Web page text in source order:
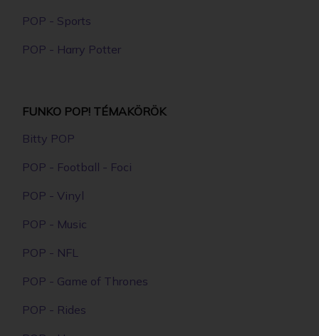
POP - Sports
POP - Harry Potter
FUNKO POP! TÉMAKÖRÖK
Bitty POP
POP - Football - Foci
POP - Vinyl
POP - Music
POP - NFL
POP - Game of Thrones
POP - Rides